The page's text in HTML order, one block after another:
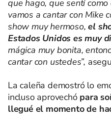
que hago, que sentí
vamos a cantar con Mike
show muy hermoso,el
Estados Unidos es muy
mágica muy bonita,
cantar con ustedes”,
La caleña demostró lo
incluso aprovechó para
llegué el momento de